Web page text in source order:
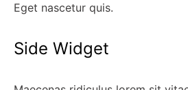
Eget nascetur quis.
Side Widget